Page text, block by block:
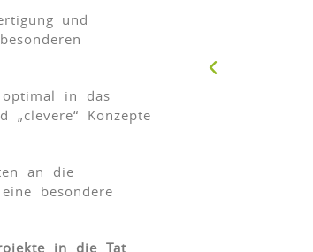
und
optimal in das
„clevere“ Konzepte
an die
besondere
in die Tat